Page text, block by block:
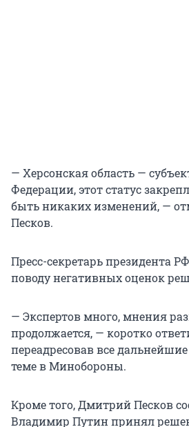
— Херсонская область —
Федерации, этот статус
быть никаких изменений, —
Песков.
Пресс-секретарь президента
поводу негативных оценок
— Экспертов много, мнения
продолжается, — коротко
переадресовав все
теме в Минобороны.
Кроме того, Дмитрий Песков
Владимир Путин принял